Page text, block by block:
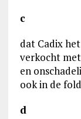
c
dat Cadix
verkocht
en
ook in de
d